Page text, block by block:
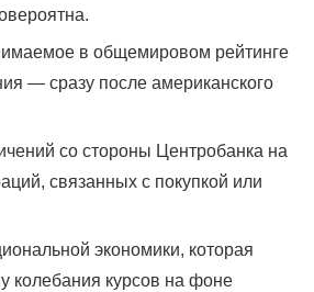
в общемировом рейтинге
— сразу после американского
со стороны Центробанка на
связанных с покупкой или
экономики, которая
колебания курсов на фоне